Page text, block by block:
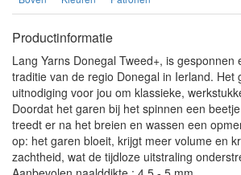
Productinformatie
Lang Yarns Donegal Tweed+, is gesponnen
traditie van de regio Donegal in Ierland. Het
uitnodiging voor jou om klassieke,
Doordat het garen bij het spinnen een
treedt er na het breien en wassen een
op: het garen bloeit, krijgt meer volume en
zachtheid, wat de tijdloze uitstraling